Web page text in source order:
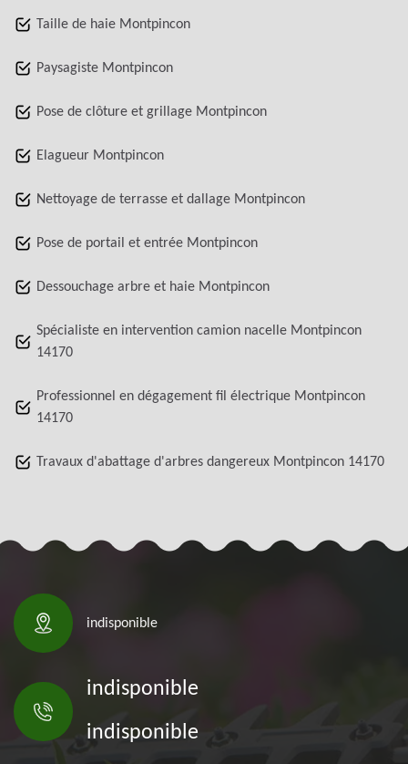
Taille de haie Montpincon
Paysagiste Montpincon
Pose de clôture et grillage Montpincon
Elagueur Montpincon
Nettoyage de terrasse et dallage Montpincon
Pose de portail et entrée Montpincon
Dessouchage arbre et haie Montpincon
Spécialiste en intervention camion nacelle Montpincon
14170
Professionnel en dégagement fil électrique Montpincon
14170
Travaux d'abattage d'arbres dangereux Montpincon 14170
indisponible
indisponible
indisponible